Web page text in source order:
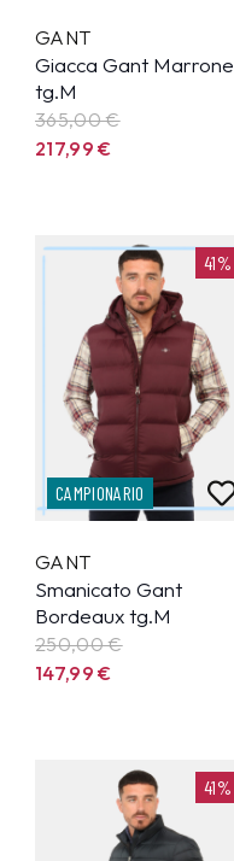
GANT
Giacca Gant Marrone
tg.M
365,00 €
217,99€
41%
CAMPIONARIO
GANT
Smanicato Gant
Bordeaux tg.M
250,00 €
147,99€
41%